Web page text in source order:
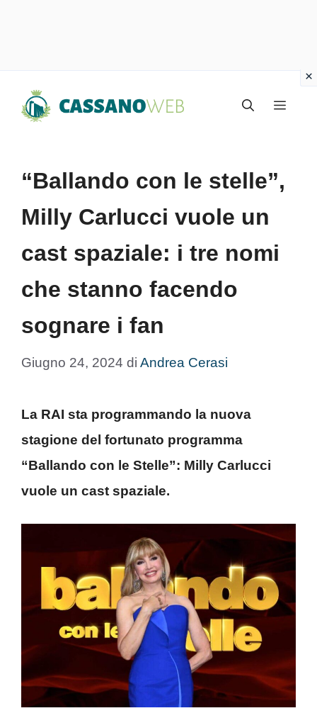
Menu
“Ballando con le stelle”,
Milly Carlucci vuole un
cast spaziale: i tre nomi
che stanno facendo
sognare i fan
Giugno 24, 2024 di Andrea Cerasi
La RAI sta programmando la nuova
stagione del fortunato programma
“Ballando con le Stelle”: Milly Carlucci
vuole un cast spaziale.